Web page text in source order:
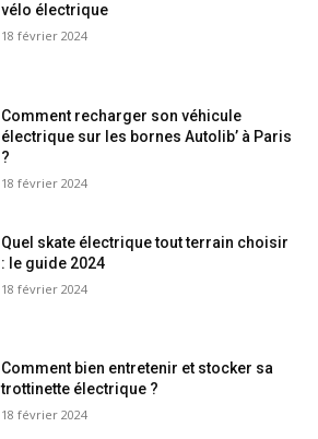
vélo électrique
18 février 2024
Comment recharger son véhicule
électrique sur les bornes Autolib’ à Paris
?
18 février 2024
Quel skate électrique tout terrain choisir
: le guide 2024
18 février 2024
Comment bien entretenir et stocker sa
trottinette électrique ?
18 février 2024